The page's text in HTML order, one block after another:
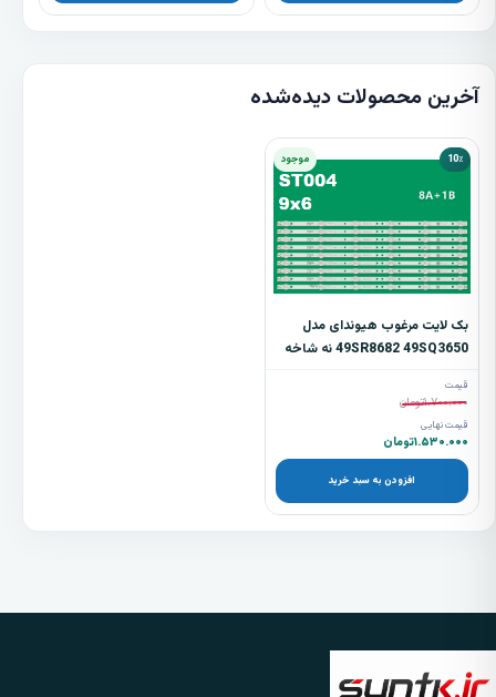
آخرین محصولات دیده‌شده
10٪ موجود
بک لایت مرغوب هیوندای مدل
49SR8682 49SQ3650 نه شاخه
قیمت
۱.۷۰۰.۰۰۰تومان
قیمت نهایی
۱.۵۳۰.۰۰۰تومان
افزودن به سبد خرید